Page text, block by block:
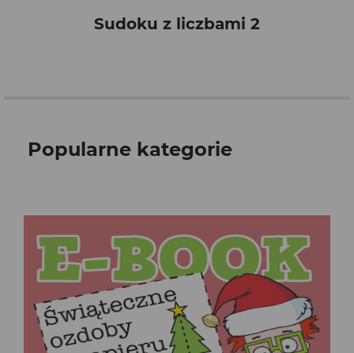
Sudoku z liczbami 2
Popularne kategorie